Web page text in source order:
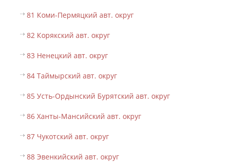
81 Коми-Пермяцкий авт. округ
82 Корякский авт. округ
83 Ненецкий авт. округ
84 Таймырский авт. округ
85 Усть-Ордынский Бурятский авт. округ
86 Ханты-Мансийский авт. округ
87 Чукотский авт. округ
88 Эвенкийский авт. округ